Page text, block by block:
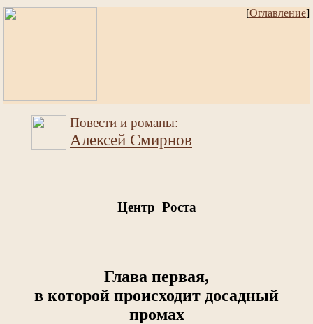
[Оглавление]
Повести и романы:
Алексей Смирнов
Центр Роста
Глава первая,
в которой происходит досадный
промах